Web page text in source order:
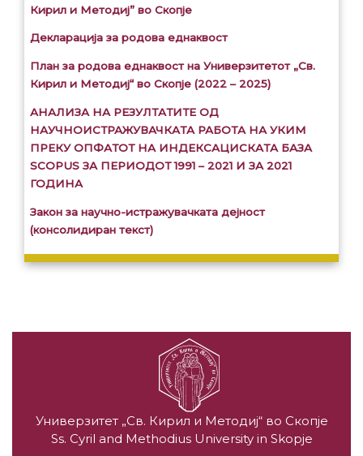
Кирил и Методиј” во Скопје
Декларација за родова еднаквост
План за родова еднаквост на Универзитетот „Св.
Кирил и Методиј“ во Скопје (2022 – 2025)
АНАЛИЗА НА РЕЗУЛТАТИТЕ ОД
НАУЧНОИСТРАЖУВАЧКАТА РАБОТА НА УКИМ
ПРЕКУ ОПФАТОТ НА ИНДЕКСАЦИСКАТА БАЗА
SCOPUS ЗА ПЕРИОДОТ 1991 – 2021 И ЗА 2021
ГОДИНА
Закон за научно-истражувачката дејност
(консолидиран текст)
Универзитет „Св. Кирил и Методиј“ во Скопје
Ss. Cyril and Methodius University in Skopje